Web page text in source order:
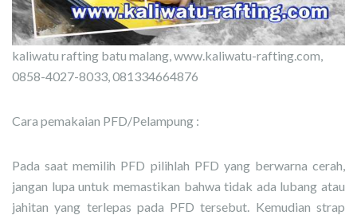
kaliwatu rafting batu malang, www.kaliwatu-rafting.com,
0858-4027-8033, 081334664876
Cara pemakaian PFD/Pelampung :
Pada saat memilih PFD pilihlah PFD yang berwarna cerah,
jangan lupa untuk memastikan bahwa tidak ada lubang atau
jahitan yang terlepas pada PFD tersebut. Kemudian strap